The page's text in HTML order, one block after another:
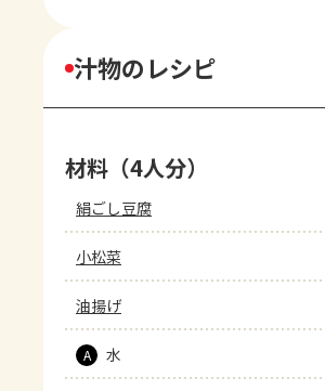
汁物のレシピ
材料（4人分）
絹ごし豆腐
小松菜
油揚げ
A 水